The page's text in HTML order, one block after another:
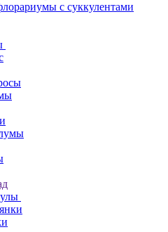
с суккулентами